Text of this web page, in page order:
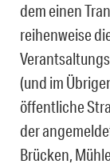
dem einen
reihenweise
(und im
öffentliche
der
Brücken,